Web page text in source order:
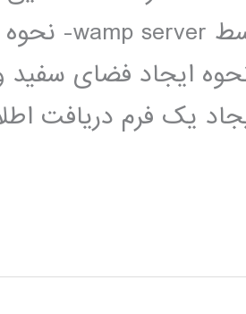
ایجاد فضای
یک فرم دریافت